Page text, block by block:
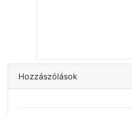
Hozzászólások